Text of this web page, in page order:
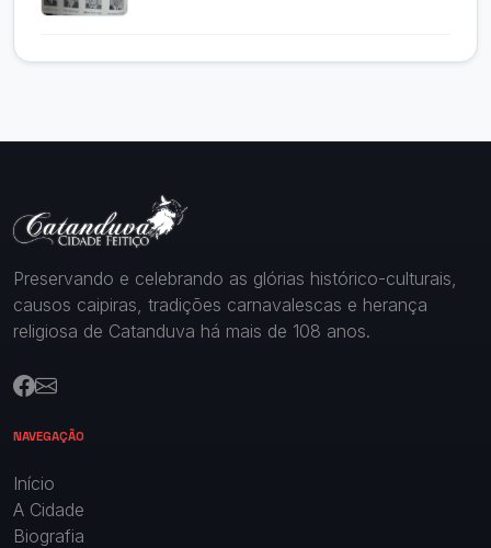
Preservando e celebrando as glórias histórico-culturais,
causos caipiras, tradições carnavalescas e herança
religiosa de Catanduva há mais de 108 anos.
NAVEGAÇÃO
Início
A Cidade
Biografia